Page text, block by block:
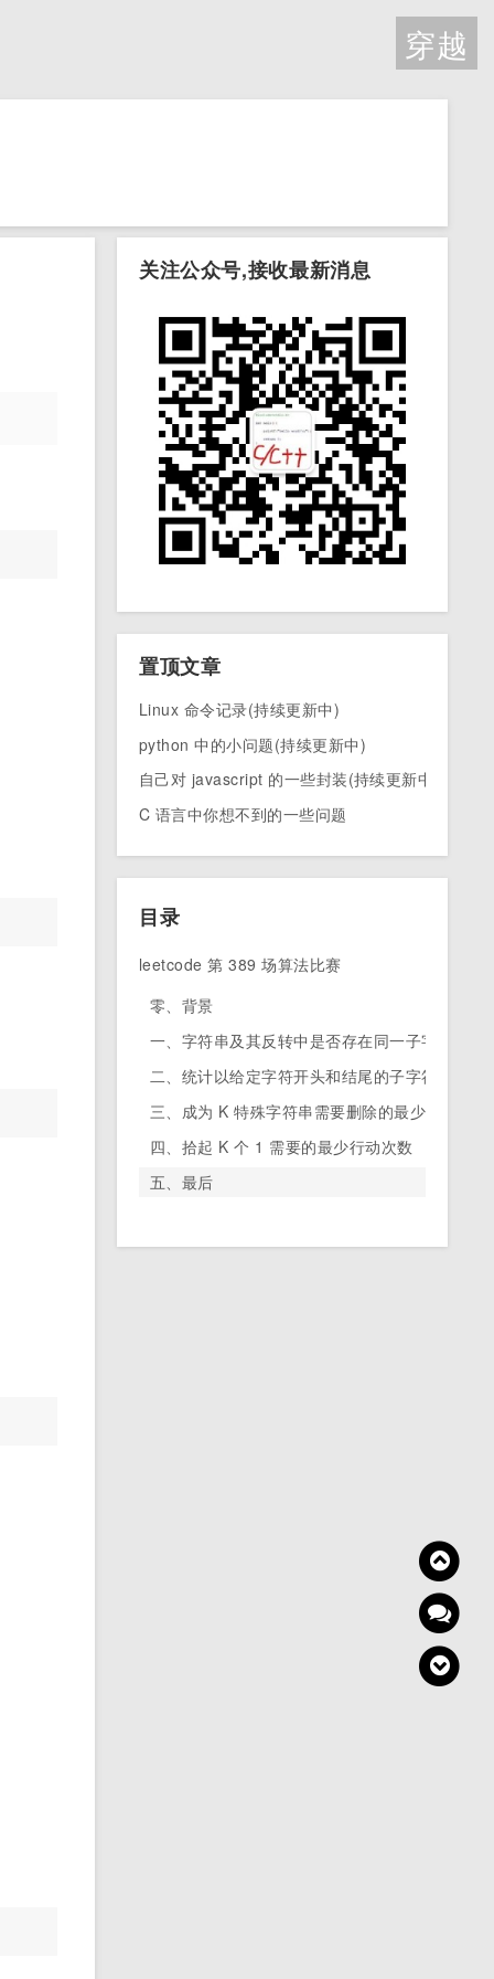
关注公众号,接收最新消息
置顶文章
Linux 命令记录(持续更新中)
python 中的小问题(持续更新中)
自己对 javascript 的一些封装(持续更新中)
C 语言中你想不到的一些问题
目录
leetcode 第 389 场算法比赛
零、背景
一、字符串及其反转中是否存在同一子字符串
二、统计以给定字符开头和结尾的子字符串总数
三、成为 K 特殊字符串需要删除的最少字符数
四、拾起 K 个 1 需要的最少行动次数
五、最后
穿越